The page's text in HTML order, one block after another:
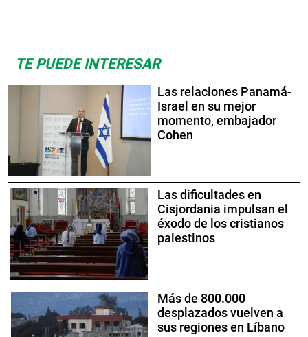
TE PUEDE INTERESAR
Las relaciones Panamá-
Israel en su mejor
momento, embajador
Cohen
Las dificultades en
Cisjordania impulsan el
éxodo de los cristianos
palestinos
Más de 800.000
desplazados vuelven a
sus regiones en Líbano